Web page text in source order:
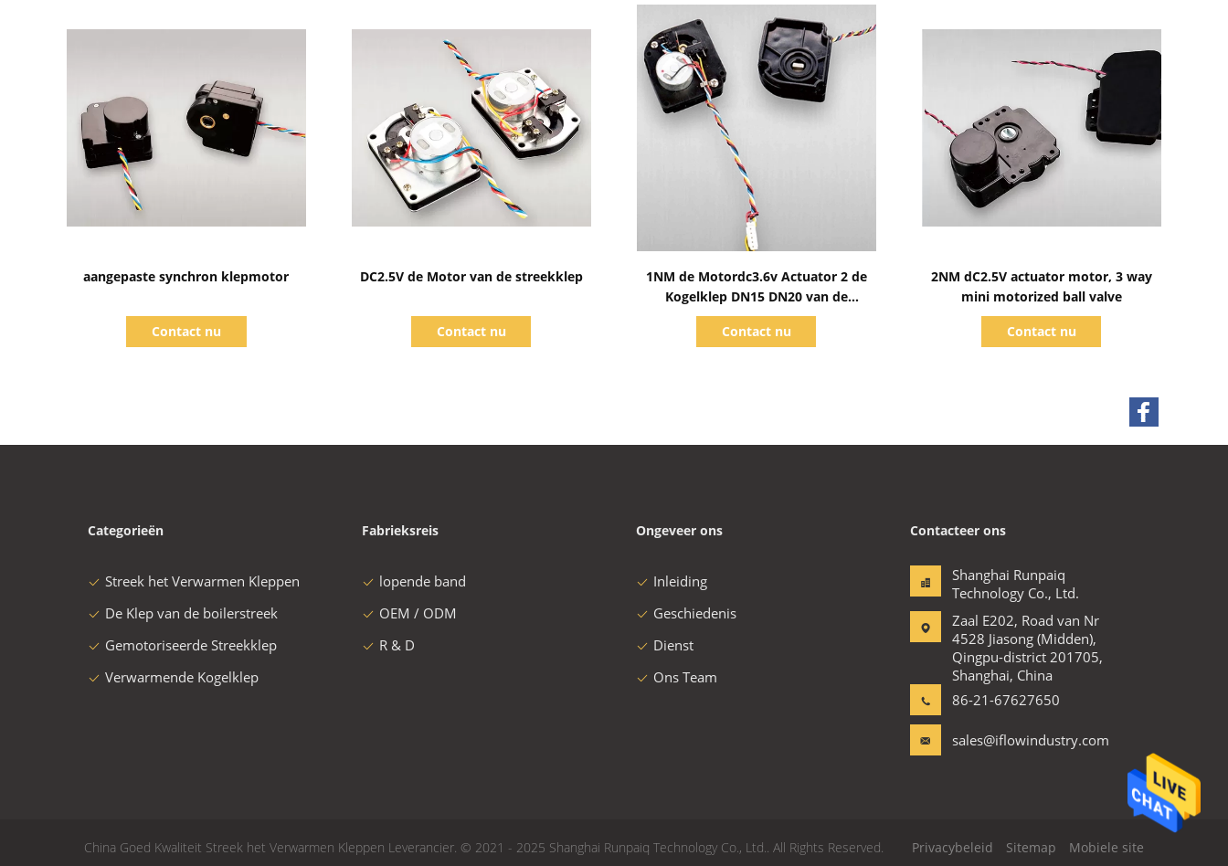
aangepaste synchron klepmotor
Contact nu
DC2.5V de Motor van de streekklep
Contact nu
1NM de Motordc3.6v Actuator 2 de
Kogelklep DN15 DN20 van de
streekklep van het Maniermessing
Contact nu
2NM dC2.5V actuator motor, 3 way
mini motorized ball valve
Contact nu
Categorieën
Streek het Verwarmen Kleppen
De Klep van de boilerstreek
Gemotoriseerde Streekklep
Verwarmende Kogelklep
Fabrieksreis
lopende band
OEM / ODM
R & D
Ongeveer ons
Inleiding
Geschiedenis
Dienst
Ons Team
Contacteer ons
Shanghai Runpaiq
Technology Co., Ltd.
Zaal E202, Road van Nr
4528 Jiasong (Midden),
Qingpu-district 201705,
Shanghai, China
86-21-67627650
sales@iflowindustry.com
Privacybeleid Sitemap Mobiele site
China Goed Kwaliteit Streek het Verwarmen Kleppen Leverancier. © 2021 - 2025 Shanghai Runpaiq Technology Co., Ltd.. All Rights Reserved.